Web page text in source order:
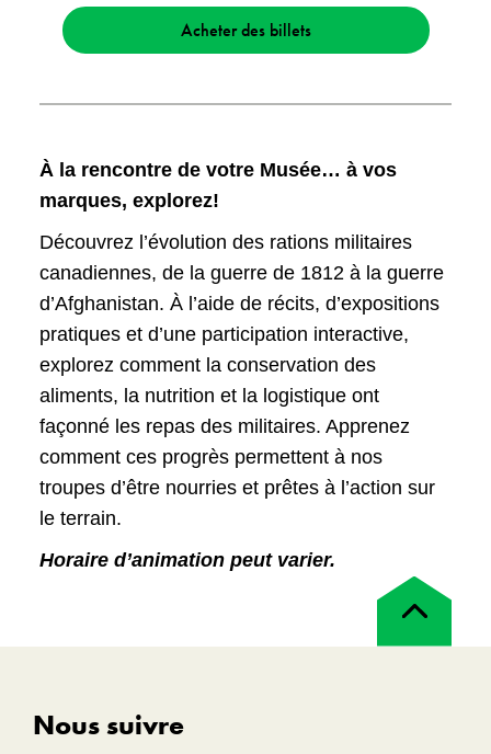
Acheter des billets
À la rencontre de votre Musée… à vos
marques, explorez!
Découvrez l’évolution des rations militaires
canadiennes, de la guerre de 1812 à la guerre
d’Afghanistan. À l’aide de récits, d’expositions
pratiques et d’une participation interactive,
explorez comment la conservation des
aliments, la nutrition et la logistique ont
façonné les repas des militaires. Apprenez
comment ces progrès permettent à nos
troupes d’être nourries et prêtes à l’action sur
le terrain.
Horaire d’animation peut varier.
Retour
en
Nous suivre